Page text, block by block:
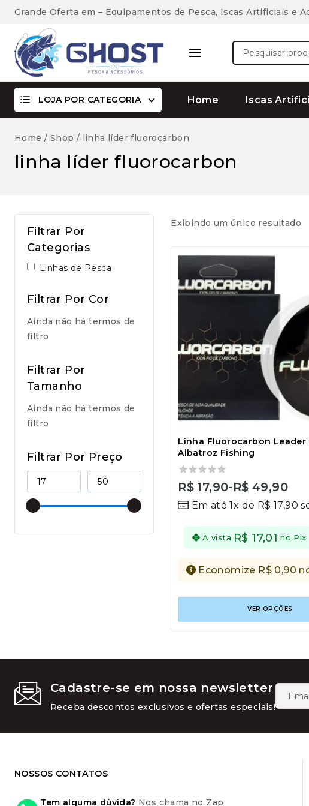
Grande Oferta em – Equipamentos de Pesca, Iscas Artificiais e
Pesquisar
por:
LOJA POR CATEGORIA Home Iscas
Home / Shop / linha líder fluorocarbon
linha líder fluorocarbon
Exibindo um único resultado
Linha Fluorocarbon Leader
Albatroz Fishing
0
of
R$ 17,90-R$49,90
Em até 1x de R$17,90
À vista R$ 17,01 no Pix
Economize R$ 0,90
VER OPÇÕES
Filtrar Por
Categorias
Linhas de Pesca
Filtrar Por Cor
Ainda não há termos de
filtro
Filtrar Por
Tamanho
Ainda não há termos de
filtro
Filtrar Por Preço
Cadastre-se em nossa newsletter
Receba descontos exclusivos e ofertas especiais!
NOSSOS CONTATOS
Tem alguma dúvida? Nos chama no Zap